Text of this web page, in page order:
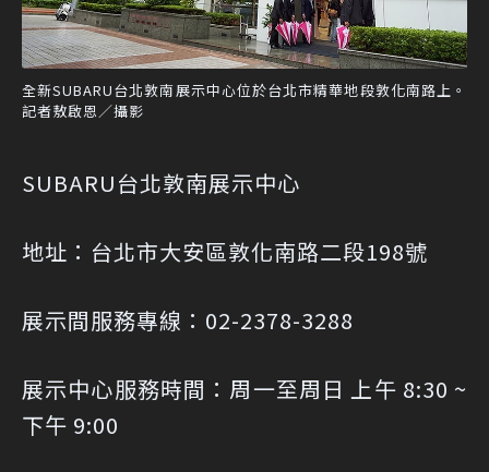
全新SUBARU台北敦南展示中心位於台北市精華地段敦化南路上。
記者敖啟恩／攝影
SUBARU台北敦南展示中心
地址：台北市大安區敦化南路二段198號
展示間服務專線：02-2378-3288
展示中心服務時間：周一至周日 上午 8:30 ~
下午 9:00